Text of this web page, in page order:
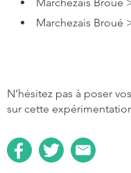
Marchezais Broué
N’hésitez pas à poser
sur cette